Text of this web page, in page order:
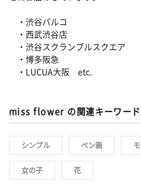
・渋谷パルコ
・西武渋谷店
・渋谷スクランブルスクエア
・博多阪急
・LUCUA大阪 etc.
miss flower の関連キーワード
シンプル ペン画
女の子 花